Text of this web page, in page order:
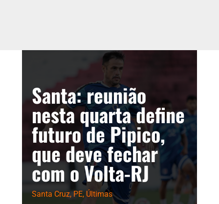
Santa: reunião
nesta quarta define
futuro de Pipico,
que deve fechar
com o Volta-RJ
Santa Cruz, PE, Últimas